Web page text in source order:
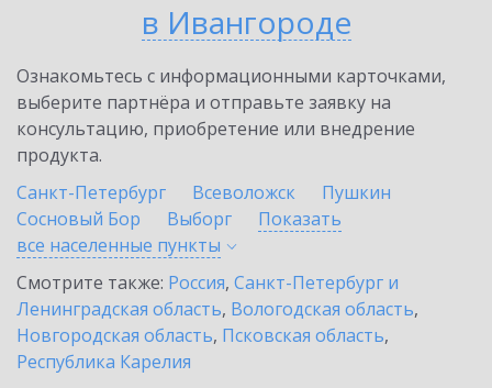
в Ивангороде
Ознакомьтесь с информационными карточками,
выберите партнёра и отправьте заявку на
консультацию, приобретение или внедрение
продукта.
Санкт-Петербург
Всеволожск
Пушкин
Сосновый Бор
Выборг
Показать
все населенные пункты
Смотрите также: Россия, Санкт-Петербург и
Ленинградская область, Вологодская область,
Новгородская область, Псковская область,
Республика Карелия